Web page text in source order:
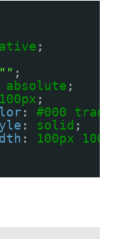
;
"" ;
absolute ;
;
: #000
: solid ;
: 100px 100